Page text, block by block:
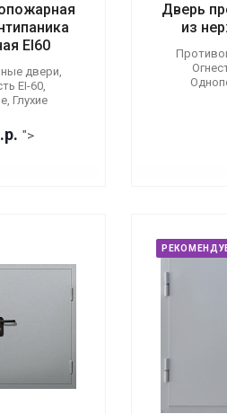
EI60
двери,
EI-60,
Глухие
р. ">
Дверь
из